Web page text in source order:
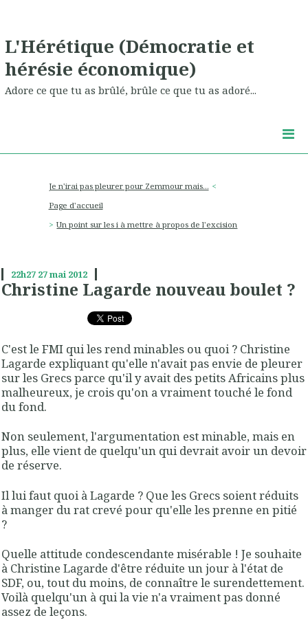
L'Hérétique (Démocratie et
hérésie économique)
Adore ce que tu as brûlé, brûle ce que tu as adoré...
Je n'irai pas pleurer pour Zemmour mais...
Page d'accueil
Un point sur les i à mettre à propos de l'excision
22h27 27mai 2012
Christine Lagarde nouveau boulet ?
C'est le FMI qui les rend minables ou quoi ? Christine
Lagarde expliquant qu'elle n'avait pas envie de pleurer
sur les Grecs parce qu'il y avait des petits Africains plus
malheureux, je crois qu'on a vraiment touché le fond
du fond.
Non seulement, l'argumentation est minable, mais en
plus, elle vient de quelqu'un qui devrait avoir un devoir
de réserve.
Il lui faut quoi à Lagarde ? Que les Grecs soient réduits
à manger du rat crevé pour qu'elle les prenne en pitié
?
Quelle attitude condescendante misérable ! Je souhaite
à Christine Lagarde d'être réduite un jour à l'état de
SDF, ou, tout du moins, de connaître le surendettement.
Voilà quelqu'un à qui la vie n'a vraiment pas donné
assez de leçons.